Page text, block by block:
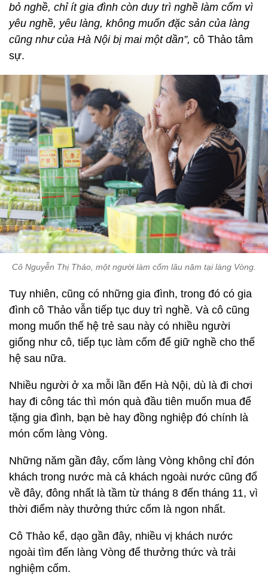
bỏ nghề, chỉ ít gia đình còn duy trì nghề làm cốm vì
yêu nghề, yêu làng, không muốn đặc sản của làng
cũng như của Hà Nội bị mai một dần”, cô Thảo tâm
sự.
Cô Nguyễn Thị Thảo, một người làm cốm lâu năm tại làng Vòng.
Tuy nhiên, cũng có những gia đình, trong đó có gia
đình cô Thảo vẫn tiếp tục duy trì nghề. Và cô cũng
mong muốn thế hệ trẻ sau này có nhiều người
giống như cô, tiếp tục làm cốm để giữ nghề cho thế
hệ sau nữa.
Nhiều người ở xa mỗi lần đến Hà Nội, dù là đi chơi
hay đi công tác thì món quà đầu tiên muốn mua để
tặng gia đình, bạn bè hay đồng nghiệp đó chính là
món cốm làng Vòng.
Những năm gần đây, cốm làng Vòng không chỉ đón
khách trong nước mà cả khách ngoài nước cũng đổ
về đây, đông nhất là tầm từ tháng 8 đến tháng 11, vì
thời điểm này thưởng thức cốm là ngon nhất.
Cô Thảo kể, dạo gần đây, nhiều vị khách nước
ngoài tìm đến làng Vòng để thưởng thức và trải
nghiệm cốm.